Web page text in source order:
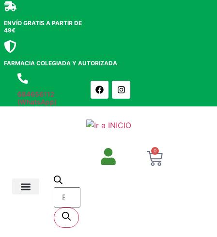
ENVÍO GRATIS A PARTIR DE
49€
FARMACIA COLEGIADA Y AUTORIZADA
684656112
(WhatsApp)
0